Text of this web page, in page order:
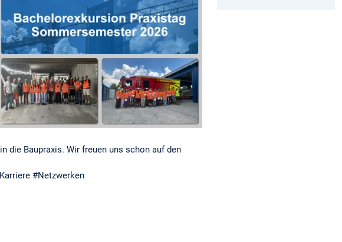
die Baupraxis. Wir freuen uns schon auf den
#Netzwerken